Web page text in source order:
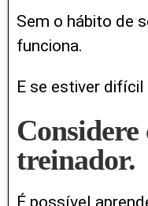
Sem o hábito de
funciona.
E se estiver
treinador.
É possível